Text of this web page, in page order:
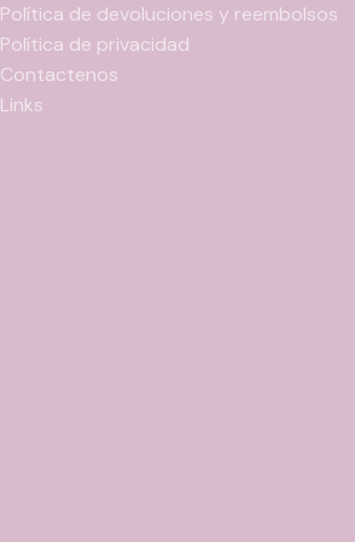
Política de devoluciones y reembolsos
Política de privacidad
Contactenos
Links